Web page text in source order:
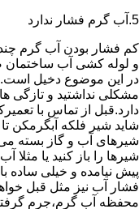
5.آب گرم فشار ندارد
کم فشار بودن آب گرم
و لوله کشی آب
در این موضوع دخیل
مشکلی نداشتید و تازگی
دارد.قبل از تماس با
شاید شیر فلکه آبگرمکن
شیرهای آب و گاز بسته
شیرها را باز کنید یا
پیش نیامده و خیلی ساده
فشار آب نیز مثل قبل
محفظه آب گرم،جرم